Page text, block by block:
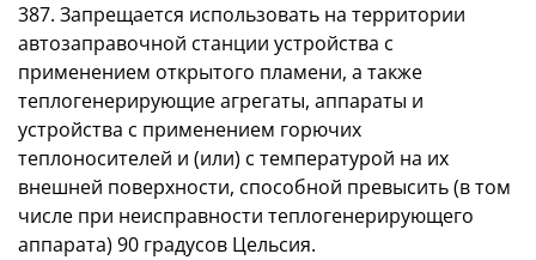
387. Запрещается использовать на территории
автозаправочной станции устройства с
применением открытого пламени, а также
теплогенерирующие агрегаты, аппараты и
устройства с применением горючих
теплоносителей и (или) с температурой на их
внешней поверхности, способной превысить (в том
числе при неисправности теплогенерирующего
аппарата) 90 градусов Цельсия.